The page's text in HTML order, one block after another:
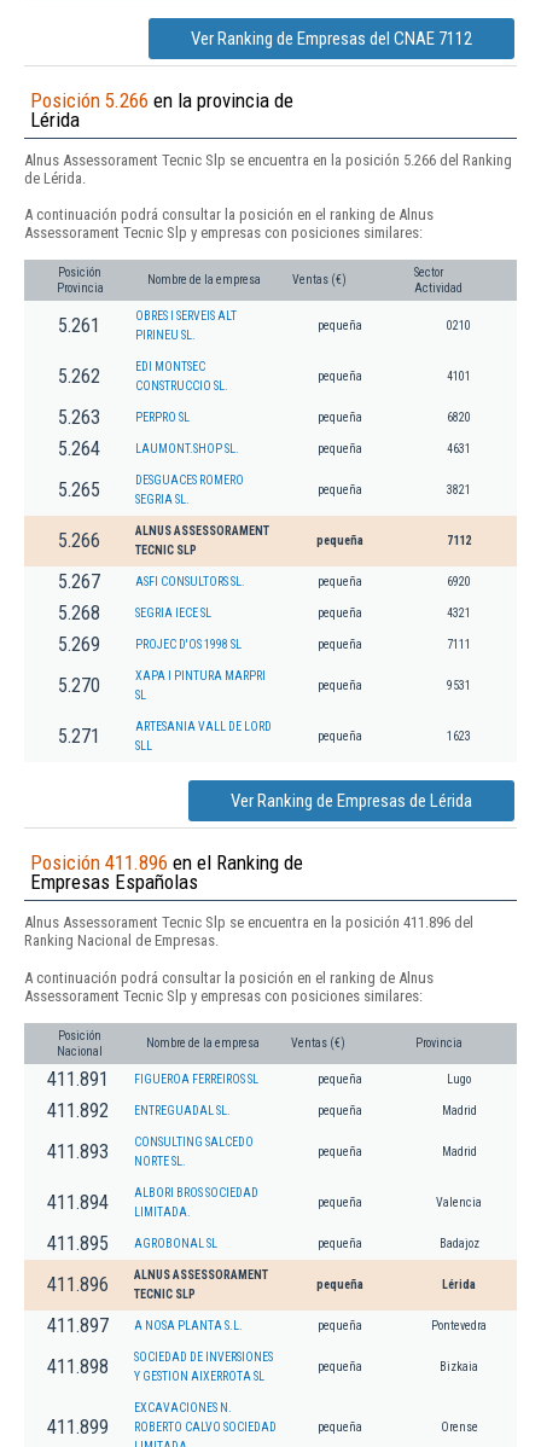
Ver Ranking de Empresas del CNAE 7112
Posición 5.266 en la provincia de
Lérida
Alnus Assessorament Tecnic Slp se encuentra en la posición 5.266 del Ranking
de Lérida.
A continuación podrá consultar la posición en el ranking de Alnus
Assessorament Tecnic Slp y empresas con posiciones similares:
Posición
Provincia
Nombre de la empresa Ventas (€)
Sector
Actividad
5.261
OBRES I SERVEIS ALT
PIRINEU SL.
pequeña 0210
5.262
EDI MONTSEC
CONSTRUCCIO SL.
pequeña 4101
5.263 PERPRO SL pequeña 6820
5.264 LAUMONT.SHOP SL. pequeña 4631
5.265
DESGUACES ROMERO
SEGRIA SL.
pequeña 3821
5.266
ALNUS ASSESSORAMENT
TECNIC SLP
pequeña 7112
5.267 ASFI CONSULTORS SL. pequeña 6920
5.268 SEGRIA IECE SL pequeña 4321
5.269 PROJEC D'OS 1998 SL pequeña 7111
5.270
XAPA I PINTURA MARPRI
SL
pequeña 9531
5.271
ARTESANIA VALL DE LORD
SLL
pequeña 1623
Ver Ranking de Empresas de Lérida
Posición 411.896 en el Ranking de
Empresas Españolas
Alnus Assessorament Tecnic Slp se encuentra en la posición 411.896 del
Ranking Nacional de Empresas.
A continuación podrá consultar la posición en el ranking de Alnus
Assessorament Tecnic Slp y empresas con posiciones similares:
Posición
Nacional
Nombre de la empresa Ventas (€) Provincia
411.891 FIGUEROA FERREIROS SL pequeña Lugo
411.892 ENTREGUADAL SL. pequeña Madrid
411.893
CONSULTING SALCEDO
NORTE SL.
pequeña Madrid
411.894
ALBORI BROS SOCIEDAD
LIMITADA.
pequeña Valencia
411.895 AGROBONAL SL pequeña Badajoz
411.896
ALNUS ASSESSORAMENT
TECNIC SLP
pequeña Lérida
411.897 A NOSA PLANTA S.L. pequeña Pontevedra
411.898
SOCIEDAD DE INVERSIONES
Y GESTION AIXERROTA SL
pequeña Bizkaia
411.899
EXCAVACIONES N.
ROBERTO CALVO SOCIEDAD
pequeña Orense